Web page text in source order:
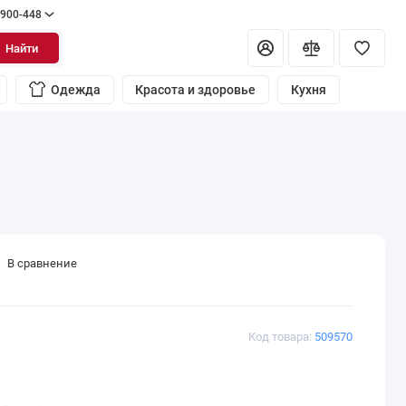
448
Найти
Одежда Красота и здоровье Кухня
Код товара: 509570
В сравнение